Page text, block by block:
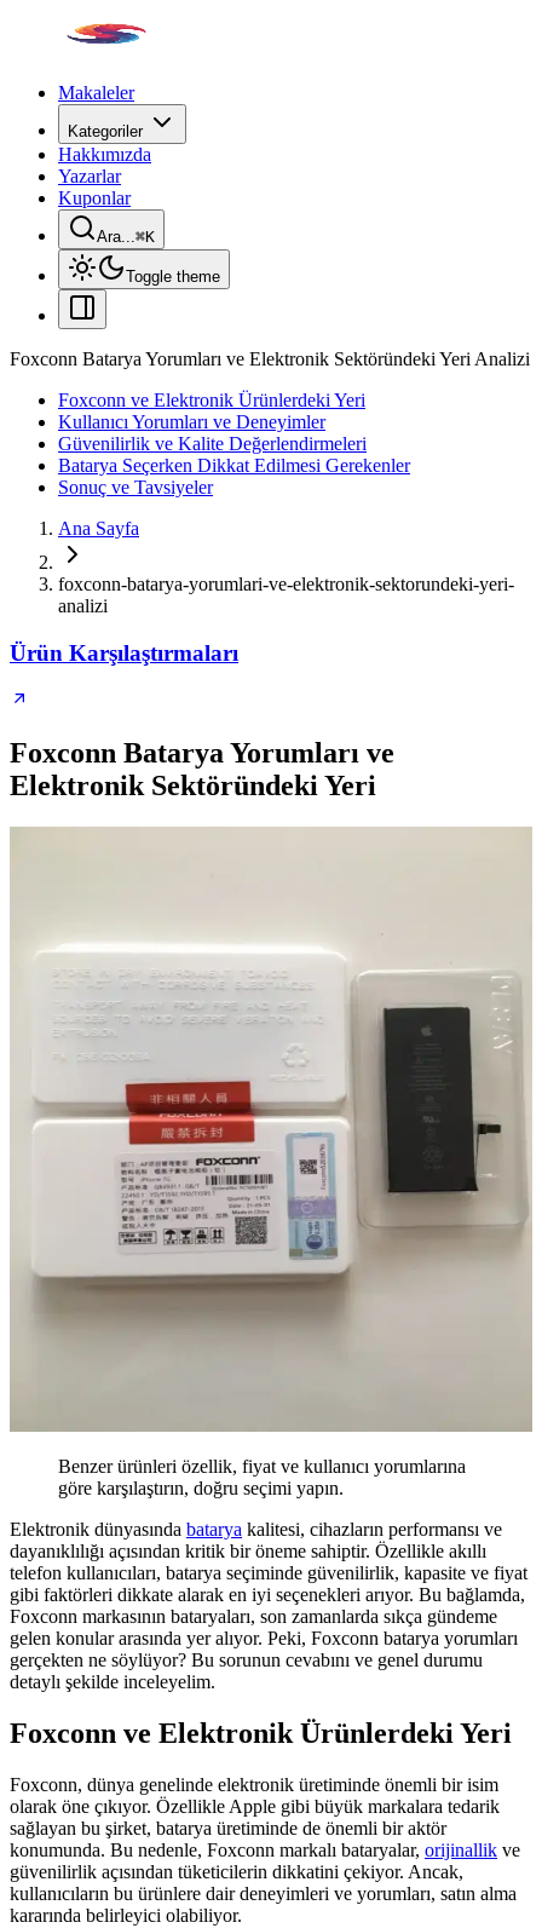
Makaleler
Kategoriler
Hakkımızda
Yazarlar
Kuponlar
Ara...⌘K
Toggle theme
Foxconn Batarya Yorumları ve Elektronik Sektöründeki Yeri Analizi
Foxconn ve Elektronik Ürünlerdeki Yeri
Kullanıcı Yorumları ve Deneyimler
Güvenilirlik ve Kalite Değerlendirmeleri
Batarya Seçerken Dikkat Edilmesi Gerekenler
Sonuç ve Tavsiyeler
Ana Sayfa
foxconn-batarya-yorumlari-ve-elektronik-sektorundeki-yeri-
analizi
Ürün Karşılaştırmaları
Foxconn Batarya Yorumları ve
Elektronik Sektöründeki Yeri
Benzer ürünleri özellik, fiyat ve kullanıcı yorumlarına
göre karşılaştırın, doğru seçimi yapın.
Elektronik dünyasında batarya kalitesi, cihazların performansı ve
dayanıklılığı açısından kritik bir öneme sahiptir. Özellikle akıllı
telefon kullanıcıları, batarya seçiminde güvenilirlik, kapasite ve fiyat
gibi faktörleri dikkate alarak en iyi seçenekleri arıyor. Bu bağlamda,
Foxconn markasının bataryaları, son zamanlarda sıkça gündeme
gelen konular arasında yer alıyor. Peki, Foxconn batarya yorumları
gerçekten ne söylüyor? Bu sorunun cevabını ve genel durumu
detaylı şekilde inceleyelim.
Foxconn ve Elektronik Ürünlerdeki Yeri
Foxconn, dünya genelinde elektronik üretiminde önemli bir isim
olarak öne çıkıyor. Özellikle Apple gibi büyük markalara tedarik
sağlayan bu şirket, batarya üretiminde de önemli bir aktör
konumunda. Bu nedenle, Foxconn markalı bataryalar, orijinallik ve
güvenilirlik açısından tüketicilerin dikkatini çekiyor. Ancak,
kullanıcıların bu ürünlere dair deneyimleri ve yorumları, satın alma
kararında belirleyici olabiliyor.